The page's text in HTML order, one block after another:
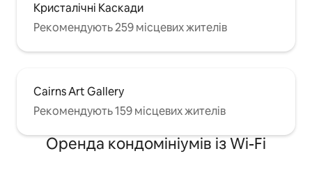
Кристалічні Каскади
Рекомендують 259 місцевих жителів
Cairns Art Gallery
Рекомендують 159 місцевих жителів
Оренда кондомініумів із Wi-Fi